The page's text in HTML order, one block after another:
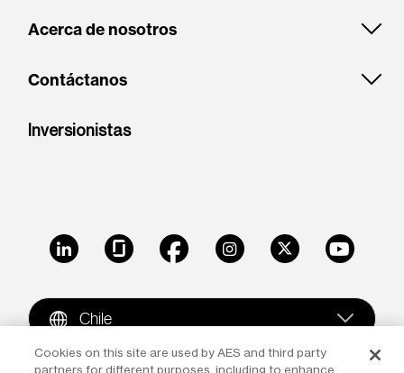
Acerca de nosotros
Contáctanos
Inversionistas
LinkedIn GlassdoorFacebookInstagramX Youtube
Chile
Cookies on this site are used by AES and third party
partners for different purposes, including to enhance